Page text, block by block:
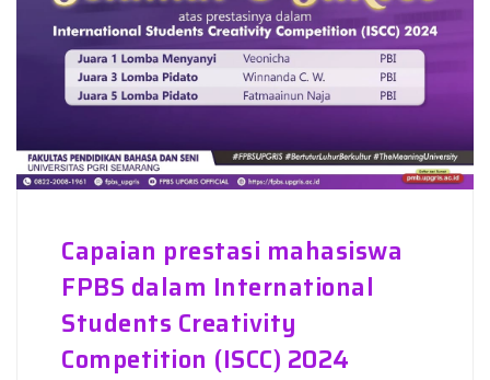
Capaian prestasi mahasiswa
FPBS dalam International
Students Creativity
Competition (ISCC) 2024